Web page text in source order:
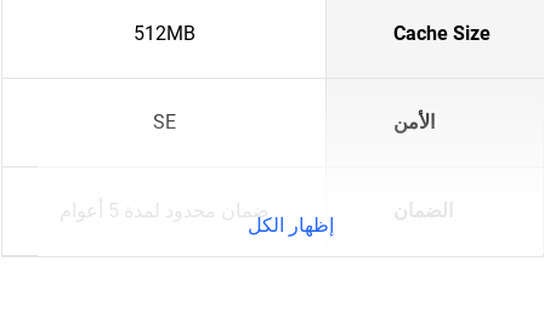
Cache Size
512MB
الأمن SE
الضمان ضمان محدود لمدة 5 أعوام
إظهار الكل